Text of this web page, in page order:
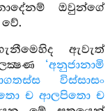
ඔවුන්ගේ
ඇවැත්
‘අනුජානාමි
විස්සාසං
ච ආලපිතො ච